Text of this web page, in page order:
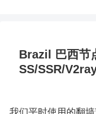
Brazil 巴西节
SS/SSR/